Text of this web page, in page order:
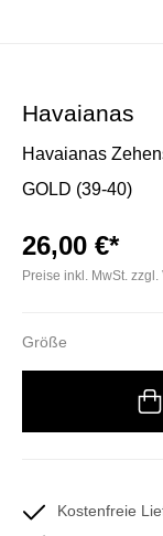
Havaianas
Havaianas
GOLD (39-40)
26,00 €*
Preise inkl. MwSt.
Größe
Kostenfreie